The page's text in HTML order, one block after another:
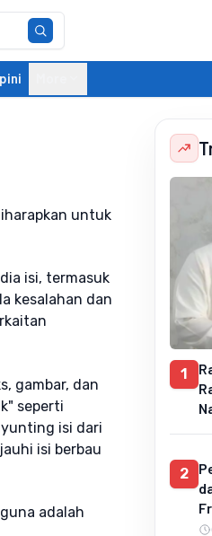
untuk
isi, termasuk
kesalahan dan
gambar, dan
seperti
isi dari
isi berbau
adalah
1
2